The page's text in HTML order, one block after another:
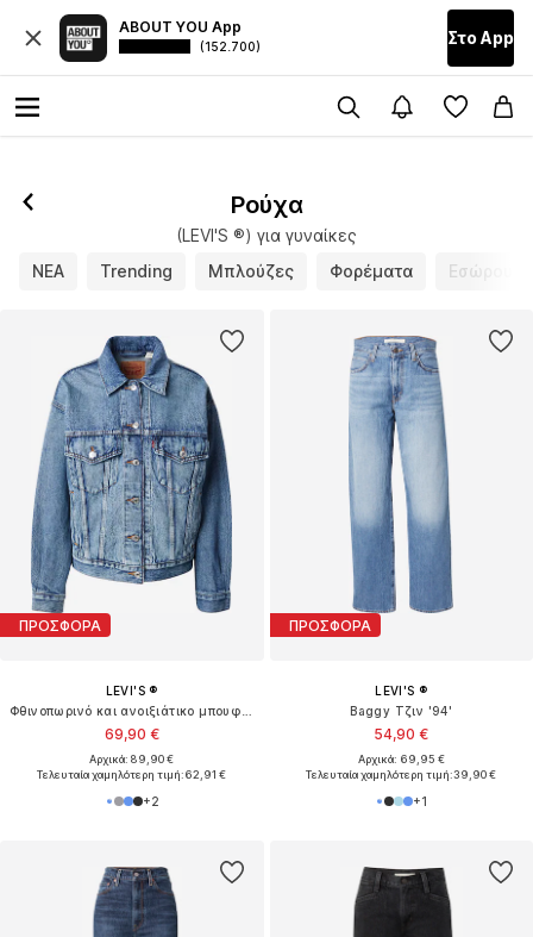
ABOUT YOU App
(152.700) Στο Αpp
Ρούχα
(LEVI'S ®) για γυναίκες
ΝΕΑ
Trending Μπλούζες Φορέματα
ΠΡΟΣΦΟΡΑ
LEVI'S ®
69,90 €
Αρχικά: 89,90 €
Τελευταία χαμηλότερη τιμή:62,91 €
+2
ΠΡΟΣΦΟΡΑ
LEVI'S ®
Baggy Τζιν '94'
54,90 €
Αρχικά: 69,95 €
Τελευταία χαμηλότερη τιμή:39,90 €
+1